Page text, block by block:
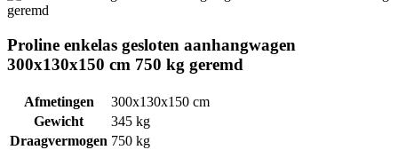
Proline enkelas gesloten aanhangwagen
300x130x150 cm 750 kg geremd
Afmetingen
300x130x150 cm
Gewicht
345 kg
Draagvermogen 750 kg